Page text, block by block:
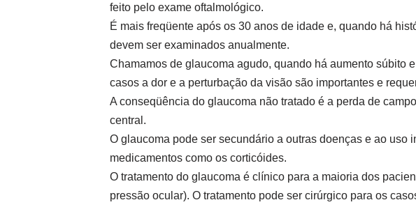
feito pelo exame oftalmológico.
É mais freqüente após os 30 anos de idade e, quando há
devem ser examinados anualmente.
Chamamos de glaucoma agudo, quando há aumento súbito
casos a dor e a perturbação da visão são importantes e
A conseqüência do glaucoma não tratado é a perda de
central.
O glaucoma pode ser secundário a outras doenças e ao uso
medicamentos como os corticóides.
O tratamento do glaucoma é clínico para a maioria dos
pressão ocular). O tratamento pode ser cirúrgico para os